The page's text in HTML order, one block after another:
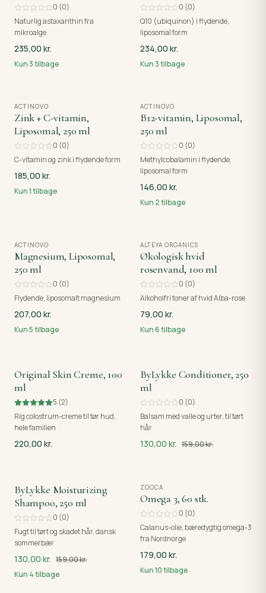
0 (0)
Naturlig astaxanthin fra
mikroalge
235,00 kr.
Kun 3tilbage
0 (0)
Q10 (ubiquinon) i flydende,
liposomal form
234,00 kr.
Kun 3tilbage
ACTINOVO
Zink + C-vitamin,
Liposomal, 250 ml
0 (0)
C-vitamin og zink i flydende form
185,00 kr.
Kun1tilbage
ACTINOVO
B12-vitamin, Liposomal,
250 ml
0 (0)
Methylcobalamin i flydende,
liposomal form
146,00 kr.
Kun 2tilbage
ACTINOVO
Magnesium, Liposomal,
250 ml
0 (0)
Flydende, liposomalt magnesium
207,00 kr.
Kun5tilbage
ALTEYA ORGANICS
Økologisk hvid
rosenvand, 100 ml
0 (0)
Alkoholfri toner af hvid Alba-rose
79,00 kr.
Kun6tilbage
Original Skin Creme, 100
ml
5 (2)
Rig colostrum-creme til tør hud,
hele familien
220,00 kr.
SPAR 29,00 KR.
ByLykke Conditioner, 250
ml
0 (0)
Balsam med valle og urter, til tørt
hår
130,00 kr. 159,00 kr.
SPAR 29,00 KR.
ByLykke Moisturizing
Shampoo, 250 ml
0 (0)
Fugt til tørt og skadet hår, dansk
sommerbær
130,00 kr. 159,00 kr.
Kun 4tilbage
ZOOCA
Omega 3, 60 stk.
0 (0)
Calanus-olie, bæredygtig omega-3
fra Nordnorge
179,00 kr.
Kun10tilbage